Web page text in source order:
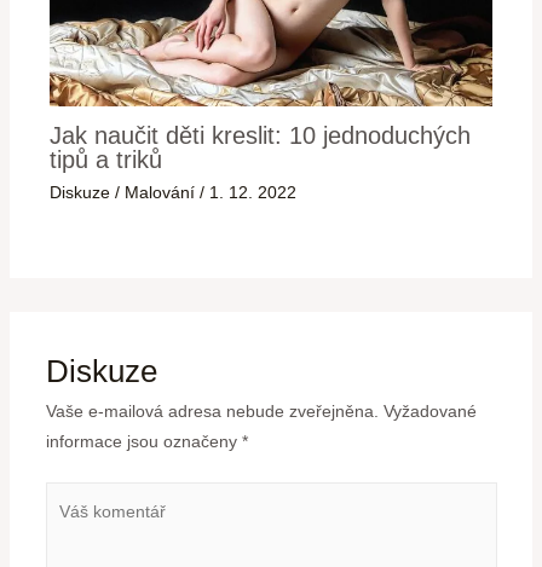
Jak naučit děti kreslit: 10 jednoduchých
tipů a triků
Diskuze / Malování / 1. 12. 2022
Diskuze
Vaše e-mailová adresa nebude zveřejněna. Vyžadované
informace jsou označeny *